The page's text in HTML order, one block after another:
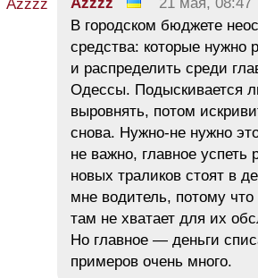
В городском бюджете
средства: которые нужно
и распределить среди
Одессы. Подыскивается
выровнять, потом
снова. Нужно-не нужно
не важно, главное успеть
новых траликов стоят в
мне водитель, потому что
там не хватает для их
Но главное — деньги
примеров очень много.